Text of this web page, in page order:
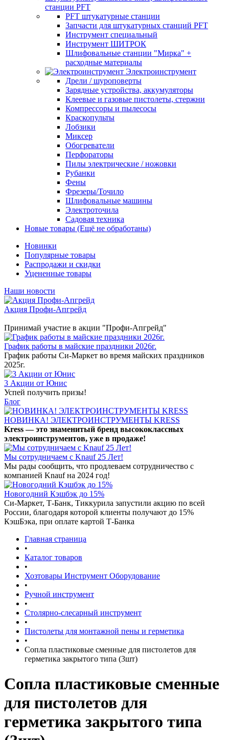
станции PFT
PFT штукатурные станции
Запчасти для штукатурных станций PFT
Инструмент специальный
Инструмент ШИТРОК
Шлифовальные станции "Мирка" +
расходные материалы
Электроинструмент
Дрели / шуроповерты
Зарядные устройства, аккумуляторы
Клеевые и газовые пистолеты, стержни
Компрессоры и пылесосы
Краскопульты
Лобзики
Миксер
Обогреватели
Перфораторы
Пилы электрические / ножовки
Рубанки
Фены
Фрезеры/Точило
Шлифовальные машины
Электроточила
Садовая техника
Новые товары (Ещё не обработаны)
Новинки
Популярные товары
Распродажи и скидки
Уцененные товары
Наши новости
Акция Профи-Апгрейд
Принимай участие в акции "Профи-Апгрейд"
График работы в майские праздники 2026г.
График работы Си-Маркет во время майских праздников
2025г.
3 Акции от Юнис
Успей получить призы!
Блог
НОВИНКА! ЭЛЕКТРОИНСТРУМЕНТЫ KRESS
Kress — это знаменитый бренд высококлассных
электроинструментов, уже в продаже!
Мы сотрудничаем с Knauf 25 Лет!
Мы рады сообщить, что продлеваем сотрудничество с
компанией Knauf на 2024 год!
Новогодний Кэшбэк до 15%
Си-Маркет, Т-Банк, Тиккурила запустили акцию по всей
России, благодаря которой клиенты получают до 15%
КэшБэка, при оплате картой Т-Банка
Главная страница
•
Каталог товаров
•
Хозтовары Инструмент Оборудование
•
Ручной инструмент
•
Столярно-слесарный инструмент
•
Пистолеты для монтажной пены и герметика
•
Сопла пластиковые сменные для пистолетов для
герметика закрытого типа (3шт)
Сопла пластиковые сменные
для пистолетов для
герметика закрытого типа